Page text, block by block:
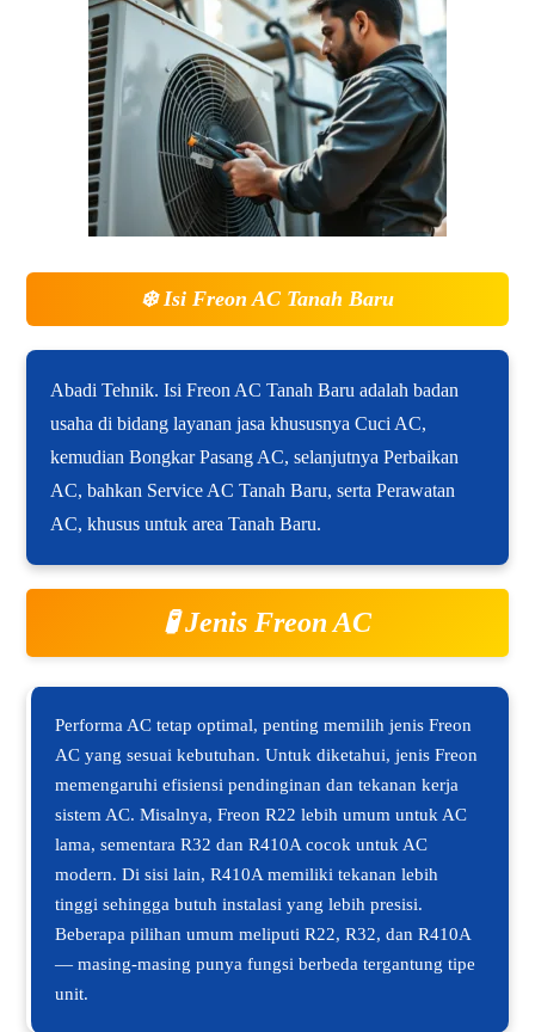
❄️Isi Freon AC Tanah Baru
Abadi Tehnik. Isi Freon AC Tanah Baru adalah badan
usaha di bidang layanan jasa khususnya Cuci AC,
kemudian Bongkar Pasang AC, selanjutnya Perbaikan
AC, bahkan Service AC Tanah Baru, serta Perawatan
AC, khusus untuk area Tanah Baru.
🧪 Jenis Freon AC
Performa AC tetap optimal, penting memilih jenis Freon
AC yang sesuai kebutuhan. Untuk diketahui, jenis Freon
memengaruhi efisiensi pendinginan dan tekanan kerja
sistem AC. Misalnya, Freon R22 lebih umum untuk AC
lama, sementara R32 dan R410A cocok untuk AC
modern. Di sisi lain, R410A memiliki tekanan lebih
tinggi sehingga butuh instalasi yang lebih presisi.
Beberapa pilihan umum meliputi R22, R32, dan R410A
— masing-masing punya fungsi berbeda tergantung tipe
unit.